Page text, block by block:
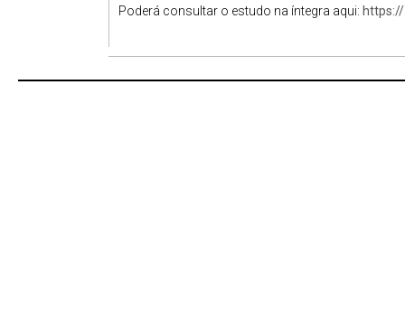
Poderá consultar o estudo na íntegra aqui: